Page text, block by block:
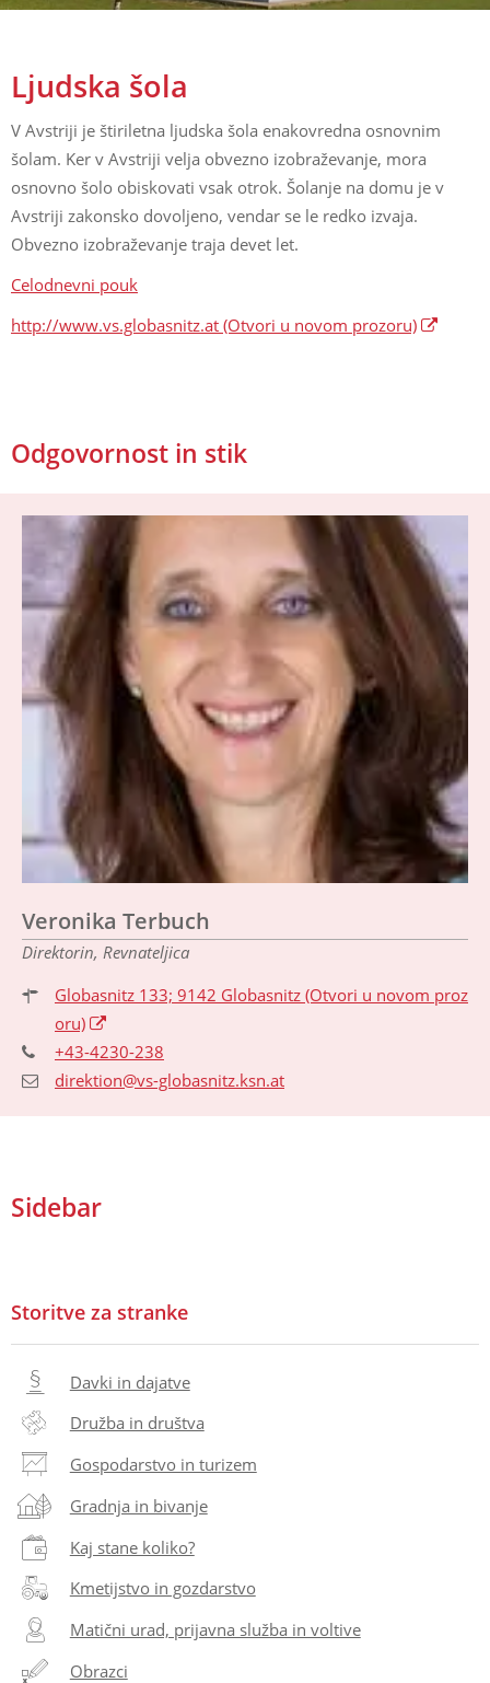
Ljudska šola
V Avstriji je štiriletna ljudska šola enakovredna osnovnim
šolam. Ker v Avstriji velja obvezno izobraževanje, mora
osnovno šolo obiskovati vsak otrok. Šolanje na domu je v
Avstriji zakonsko dovoljeno, vendar se le redko izvaja.
Obvezno izobraževanje traja devet let.
Celodnevni pouk
http://www.vs.globasnitz.at (Otvori u novom prozoru)
Odgovornost in stik
Veronika Terbuch
Direktorin, Revnateljica
Globasnitz 133; 9142 Globasnitz (Otvori u novom proz
oru)
+43-4230-238
direktion@vs-globasnitz.ksn.at
Sidebar
Storitve za stranke
Davki in dajatve
Družba in društva
Gospodarstvo in turizem
Gradnja in bivanje
Kaj stane koliko?
Kmetijstvo in gozdarstvo
Matični urad, prijavna služba in voltive
Obrazci